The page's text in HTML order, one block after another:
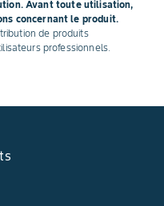
Avant toute utilisation,
concernant le produit.
de produits
professionnels.